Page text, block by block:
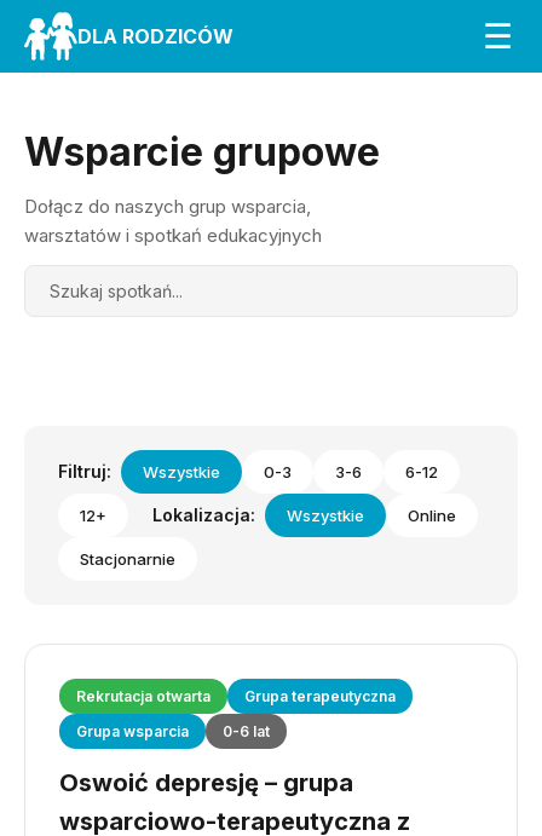
DLA RODZICÓW ☰
Wsparcie grupowe
Dołącz do naszych grup wsparcia,
warsztatów i spotkań edukacyjnych
Search
Filtruj: Wszystkie 0-3 3-6 6-12
12+ Lokalizacja: Wszystkie Online
Stacjonarnie
Rekrutacja otwarta
Grupa terapeutyczna
Grupa wsparcia
0-6 lat
Oswoić depresję – grupa
wsparciowo-terapeutyczna z